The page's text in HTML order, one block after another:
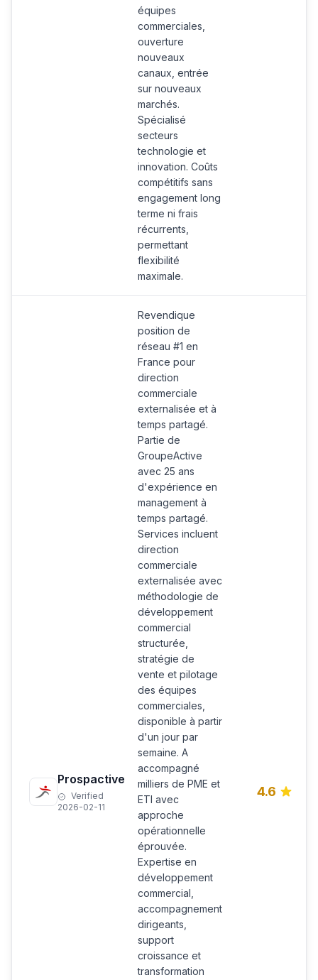
équipes
commerciales,
ouverture
nouveaux
canaux, entrée
sur nouveaux
marchés.
Spécialisé
secteurs
technologie et
innovation. Coûts
compétitifs sans
engagement long
terme ni frais
récurrents,
permettant
flexibilité
maximale.
Prospactive
Verified
2026-02-11
Revendique
position de
réseau #1 en
France pour
direction
commerciale
externalisée et à
temps partagé.
Partie de
GroupeActive
avec 25 ans
d'expérience en
management à
temps partagé.
Services incluent
direction
commerciale
externalisée avec
méthodologie de
développement
commercial
structurée,
stratégie de
vente et pilotage
des équipes
commerciales,
disponible à partir
d'un jour par
semaine. A
accompagné
milliers de PME et
ETI avec
approche
opérationnelle
éprouvée.
Expertise en
développement
commercial,
accompagnement
dirigeants,
support
croissance et
transformation
4.6